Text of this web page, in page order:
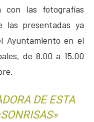
con las fotografías
las presentadas ya
Ayuntamiento en el
de 8.00 a 15.00
DE ESTA